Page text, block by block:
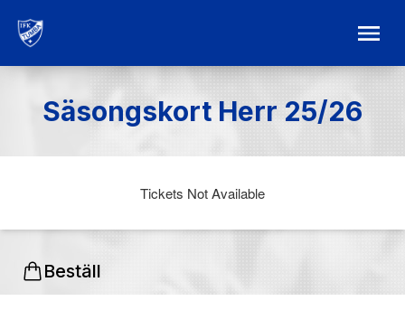
Säsongskort Herr 25/26
Tickets Not Available
Beställ